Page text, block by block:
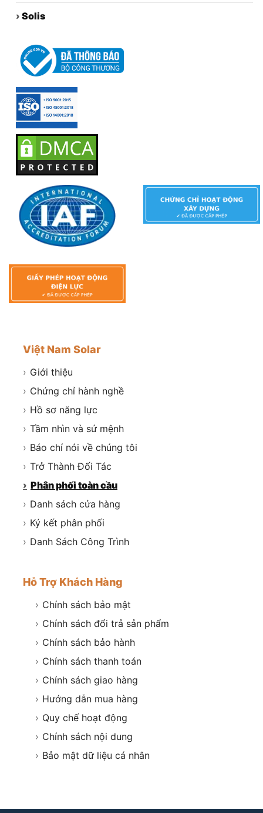
› Solis
Việt Nam Solar
› Giới thiệu
› Chứng chỉ hành nghề
› Hồ sơ năng lực
› Tầm nhìn và sứ mệnh
› Báo chí nói về chúng tôi
› Trở Thành Đối Tác
› Phân phối toàn cầu
› Danh sách cửa hàng
› Ký kết phân phối
› Danh Sách Công Trình
Hỗ Trợ Khách Hàng
› Chính sách bảo mật
› Chính sách đổi trả sản phẩm
› Chính sách bảo hành
› Chính sách thanh toán
› Chính sách giao hàng
› Hướng dẫn mua hàng
› Quy chế hoạt động
› Chính sách nội dung
› Bảo mật dữ liệu cá nhân